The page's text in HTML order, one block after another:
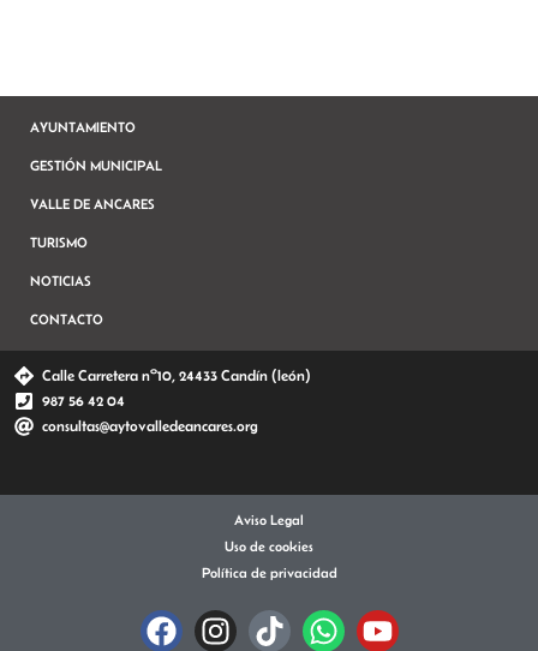
AYUNTAMIENTO
GESTIÓN MUNICIPAL
VALLE DE ANCARES
TURISMO
NOTICIAS
CONTACTO
Calle Carretera nº10, 24433 Candín (león)
987 56 42 04
consultas@aytovalledeancares.org
Aviso Legal
Uso de cookies
Política de privacidad
F
I
T
W
Y